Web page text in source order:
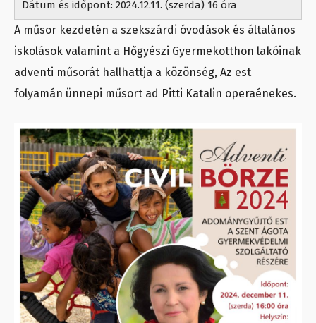
Dátum és időpont: 2024.12.11. (szerda) 16 óra
A műsor kezdetén a szekszárdi óvodások és általános
iskolások valamint a Hőgyészi Gyermekotthon lakóinak
adventi műsorát hallhattja a közönség, Az est
folyamán ünnepi műsort ad Pitti Katalin operaénekes.